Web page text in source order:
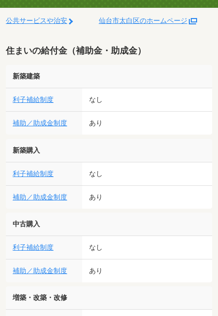
公共サービスや治安 仙台市太白区のホームページ
住まいの給付金（補助金・助成金）
新築建築
利子補給制度 なし
補助／助成金制度 あり
新築購入
利子補給制度 なし
補助／助成金制度 あり
中古購入
利子補給制度 なし
補助／助成金制度 あり
増築・改築・改修